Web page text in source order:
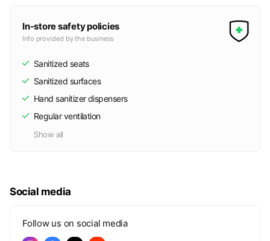
In-store safety policies
Info provided by the business
Sanitized seats
Sanitized surfaces
Hand sanitizer dispensers
Regular ventilation
Show all
Social media
Follow us on social media